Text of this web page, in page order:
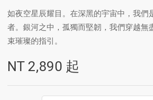
如夜空星辰耀目。在深黑的宇宙中，我們
者。銀河之中，孤獨而堅韌，我們穿越無
束璀璨的指引。
NT 2,890 起